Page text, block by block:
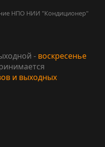
НПО НИИ "Кондиционер"
- воскресенье
и выходных